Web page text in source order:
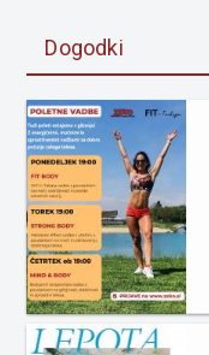
Dogodki